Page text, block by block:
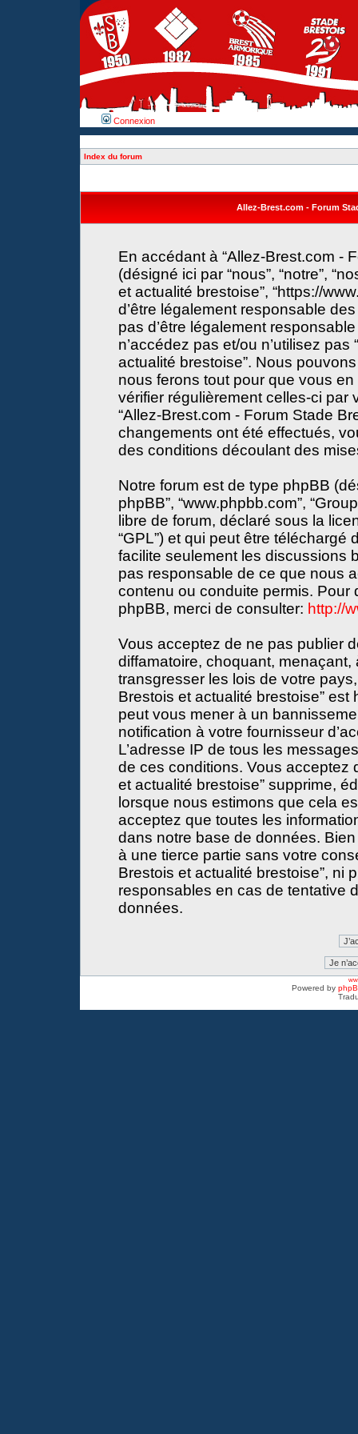
Connexion
Index du forum
Allez-Brest.com - Forum
En accédant à “Allez-Brest.com -
(désigné ici par “nous”, “notre”,
et actualité brestoise”, “https://
d’être légalement responsable
pas d’être légalement
n’accédez pas et/ou n’utilisez
actualité brestoise”. Nous
nous ferons tout pour que vous
vérifier régulièrement celles-ci par
“Allez-Brest.com - Forum Stade
changements ont été effectués,
des conditions découlant des
Notre forum est de type phpBB
phpBB”, “www.phpbb.com”,
libre de forum, déclaré sous la
“GPL”) et qui peut être téléchargé
facilite seulement les discussions
pas responsable de ce que nous
contenu ou conduite permis. Pour
phpBB, merci de consulter: http://
Vous acceptez de ne pas publier
diffamatoire, choquant,
transgresser les lois de votre
Brestois et actualité brestoise”
peut vous mener à un
notification à votre fournisseur
L’adresse IP de tous les
de ces conditions. Vous acceptez
et actualité brestoise” supprime,
lorsque nous estimons que cela
acceptez que toutes les
dans notre base de données.
à une tierce partie sans votre
Brestois et actualité brestoise”, ni
responsables en cas de tentative
données.
Powered by